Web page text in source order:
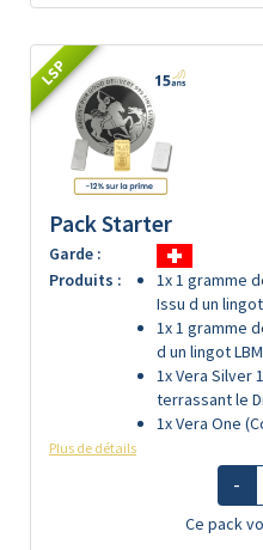
LSP
Pack Starter
Garde :
Produits :
1x 1 gramme
Issu d un
1x 1 gramme
d un lingot
1x Vera Silver
terrassant le
1x Vera One
Plus de détails
-
Ce pack